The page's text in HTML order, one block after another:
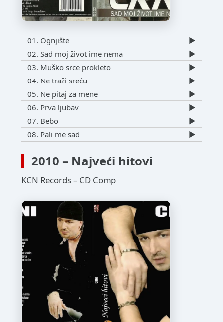
01. Ognjište
▶️
02. Sad moj život ime nema
▶️
03. Muško srce prokleto
▶️
04. Ne traži sreću
▶️
05. Ne pitaj za mene
▶️
06. Prva ljubav
▶️
07. Bebo
▶️
08. Pali me sad
▶️
2010 – Najveći hitovi
KCN Records – CD Comp